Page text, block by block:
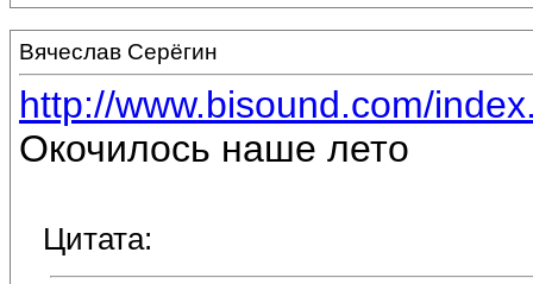
Вячеслав Серёгин
http://www.bisound.com/
Окочилось наше лето
Цитата: